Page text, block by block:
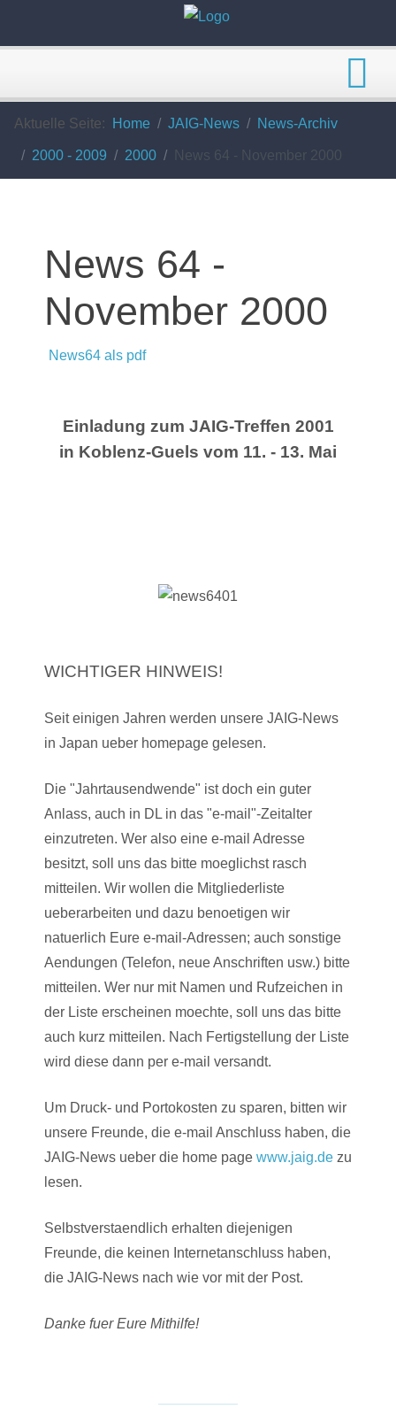
Aktuelle Seite: Home JAIG-News News-Archiv
2000 - 2009 2000 News 64 - November 2000
News 64 -
November 2000
News64 als pdf
Einladung zum JAIG-Treffen 2001
in Koblenz-Guels vom 11. - 13. Mai
WICHTIGER HINWEIS!
Seit einigen Jahren werden unsere JAIG-News
in Japan ueber homepage gelesen.
Die "Jahrtausendwende" ist doch ein guter
Anlass, auch in DL in das "e-mail"-Zeitalter
einzutreten. Wer also eine e-mail Adresse
besitzt, soll uns das bitte moeglichst rasch
mitteilen. Wir wollen die Mitgliederliste
ueberarbeiten und dazu benoetigen wir
natuerlich Eure e-mail-Adressen; auch sonstige
Aendungen (Telefon, neue Anschriften usw.) bitte
mitteilen. Wer nur mit Namen und Rufzeichen in
der Liste erscheinen moechte, soll uns das bitte
auch kurz mitteilen. Nach Fertigstellung der Liste
wird diese dann per e-mail versandt.
Um Druck- und Portokosten zu sparen, bitten wir
unsere Freunde, die e-mail Anschluss haben, die
JAIG-News ueber die home page www.jaig.de zu
lesen.
Selbstverstaendlich erhalten diejenigen
Freunde, die keinen Internetanschluss haben,
die JAIG-News nach wie vor mit der Post.
Danke fuer Eure Mithilfe!